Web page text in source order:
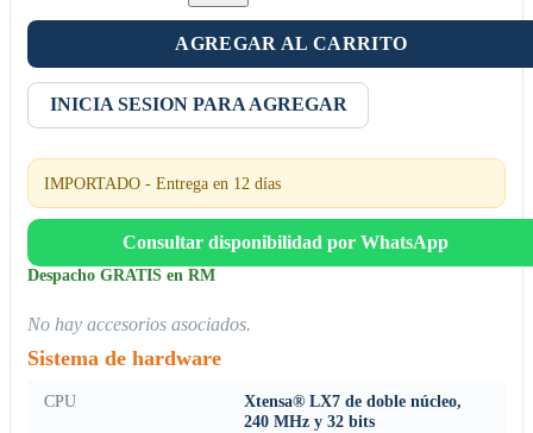
AGREGAR AL CARRITO
INICIA SESION PARA AGREGAR
IMPORTADO - Entrega en 12 días
Consultar disponibilidad por WhatsApp
Despacho GRATIS en RM
No hay accesorios asociados.
Sistema de hardware
CPU
Xtensa® LX7 de doble núcleo,
240 MHz y 32 bits